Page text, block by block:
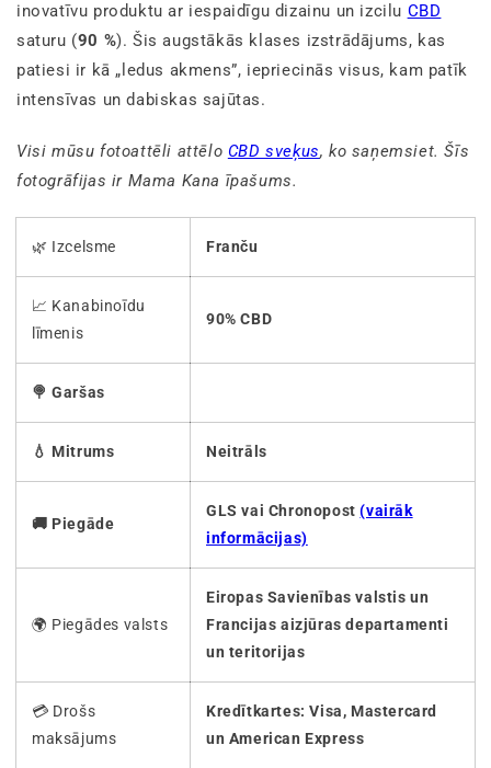
inovatīvu produktu ar iespaidīgu dizainu un izcilu CBD
saturu (90 %). Šis augstākās klases izstrādājums, kas
patiesi ir kā „ledus akmens”, iepriecinās visus, kam patīk
intensīvas un dabiskas sajūtas.
Visi mūsu fotoattēli attēlo CBD sveķus, ko saņemsiet. Šīs
fotogrāfijas ir Mama Kana īpašums.
🌿 Izcelsme Franču
📈 Kanabinoīdu
līmenis
90% CBD
🍭 Garšas
💧 Mitrums Neitrāls
🚚 Piegāde
GLS vai Chronopost (vairāk
informācijas)
🌍 Piegādes valsts
Eiropas Savienības valstis un
Francijas aizjūras departamenti
un teritorijas
💳 Drošs
maksājums
Kredītkartes: Visa, Mastercard
un American Express